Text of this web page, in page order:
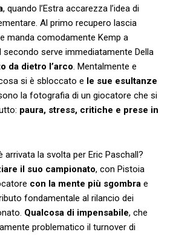
, quando l’Estra accarezza l’idea di
Al primo recupero lascia
manda comodamente Kemp a
serve immediatamente Della
da dietro l’arco. Mentalmente e
si è sbloccato e le sue esultanze
la fotografia di un giocatore che si
paura, stress, critiche e prese in
arrivata la svolta per Eric Paschall?
il suo campionato, con Pistoia
con la mente più sgombra e
fondamentale al rilancio dei
Qualcosa di impensabile, che
problematico il turnover di